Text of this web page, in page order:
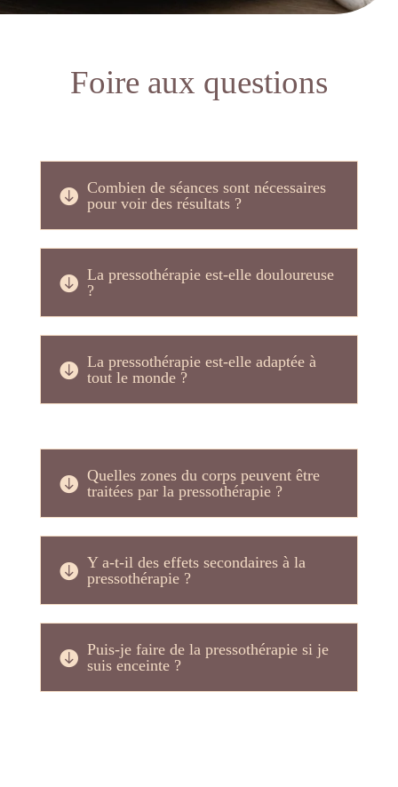
Foire aux questions
Combien de séances sont nécessaires
pour voir des résultats ?
La pressothérapie est-elle douloureuse
?
La pressothérapie est-elle adaptée à
tout le monde ?
Quelles zones du corps peuvent être
traitées par la pressothérapie ?
Y a-t-il des effets secondaires à la
pressothérapie ?
Puis-je faire de la pressothérapie si je
suis enceinte ?